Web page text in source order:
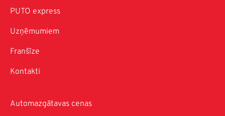
PUTO express
Uzņēmumiem
Franšīze
Kontakti
Automazgātavas cenas